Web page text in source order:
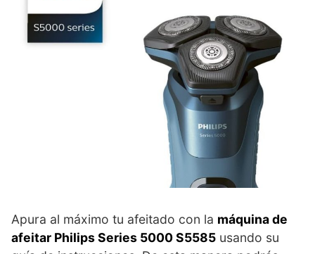
Apura al máximo tu afeitado con la máquina de
afeitar Philips Series 5000 S5585 usando su